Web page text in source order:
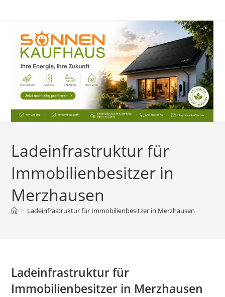
Ladeinfrastruktur für
Immobilienbesitzer in
Merzhausen
> Ladeinfrastruktur für Immobilienbesitzer in Merzhausen
Ladeinfrastruktur für
Immobilienbesitzer in Merzhausen